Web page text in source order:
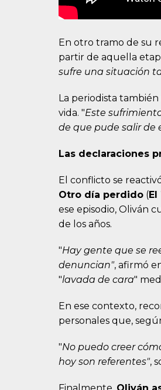
En otro tramo de su
partir de aquella
sufre una situación
La periodista
vida. "Este
de que pude salir de
Las declaraciones
El conflicto se
Otro día perdido (
ese episodio, Oliván
de los años.
"Hay gente que se
denuncian", afirmó
"lavada de cara"
En ese contexto,
personales que,
"No puedo creer
hoy son referentes",